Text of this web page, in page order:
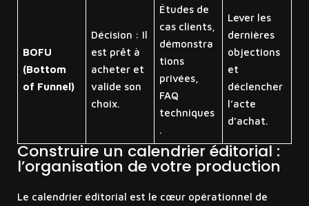
BOFU
(Bottom
of Funnel)
Décision : Il
est prêt à
acheter et
valide son
choix.
Études de
cas clients,
démonstra
tions
privées,
FAQ
techniques
.
Lever les
dernières
objections
et
déclencher
l’acte
d’achat.
Construire un calendrier éditorial :
l’organisation de votre production
Le calendrier éditorial est le cœur opérationnel de